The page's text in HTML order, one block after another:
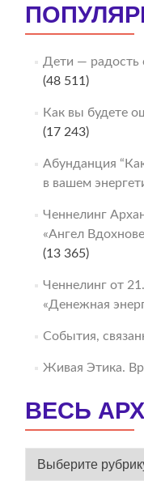
Дети — радость
(48 511)
Как вы будете
(17 243)
Абунданция
в вашем
Ченнелинг
«Ангел
(13 365)
Ченнелинг от
«Денежная
События,
Живая Этика.
ВЕСЬ
ВЕСЬ